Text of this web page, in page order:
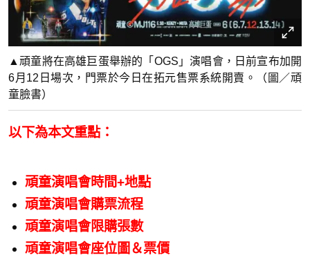
▲頑童將在高雄巨蛋舉辦的「OGS」演唱會，日前宣布加開
6月12日場次，門票於今日在拓元售票系統開賣。（圖／頑
童臉書）
以下為本文重點：
頑童演唱會時間+地點
頑童演唱會購票流程
頑童演唱會限購張數
頑童演唱會座位圖＆票價